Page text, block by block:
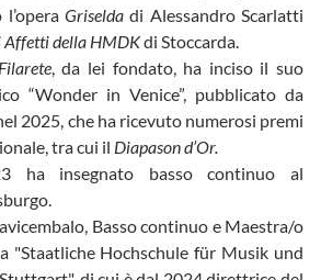
Griseldadi Alessandro Scarlatti
Affetti della HMDKdi Stoccarda.
, da lei fondato, ha inciso il suo
“Wonder in Venice”, pubblicato da
2025, che ha ricevuto numerosi premi
tra cui il Diapason d’Or.
ha insegnato basso continuo al
Basso continuo e Maestra/o
"Staatliche Hochschule für Musik und